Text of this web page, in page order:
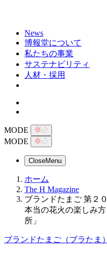
News
博報堂について
私たちの事業
サステナビリティ
人材・採用
MODE
MODE
CloseMenu
ホーム
The H Magazine
ブランドたまご 第２
本当の花火の楽しみ
所」
ブランドたまご（ブラたま）